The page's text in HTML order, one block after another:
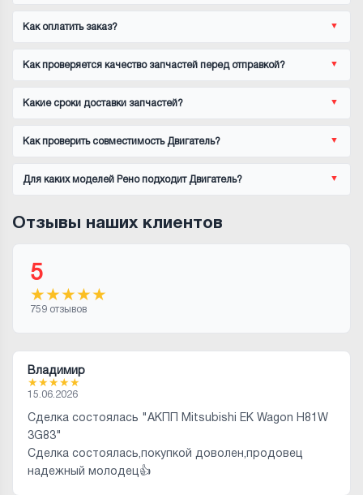
Как оплатить заказ?
Как проверяется качество запчастей перед отправкой?
Какие сроки доставки запчастей?
Как проверить совместимость Двигатель?
Для каких моделей Рено подходит Двигатель?
Отзывы наших клиентов
5
★★★★★
759 отзывов
Владимир
★★★★★
15.06.2026
Сделка состоялась "АКПП Mitsubishi EK Wagon H81W
3G83"
Сделка состоялась,покупкой доволен,продовец
надежный молодец👍